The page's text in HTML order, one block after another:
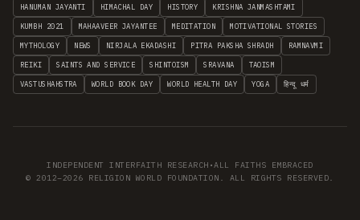
HANUMAN JAYANTI HIMACHAL DAY HISTORY KRISHNA JANMASHTAMI
KUMBH 2021 MAHAAVEER JAYANTEE MEDITATION MOTIVATIONAL STORIES
MYTHOLOGY NEWS NIRJALA EKADASHI PITRA PAKSHA SHRADH RAMNAVMI
REIKI SAINTS AND SERVICE SHINTOISM SRAVANA TAOISM
VASTUSHAHSTRA WORLD BOOK DAY WORLD HEALTH DAY YOGA हिन्दू धर्म
INDEPENDENT INTERFAITH RESEARCH •ALL FAITHS EMBRACED
© 2012–2026 RELIGION WORLD FOUNDATION. ALL RIGHTS RESERVED.